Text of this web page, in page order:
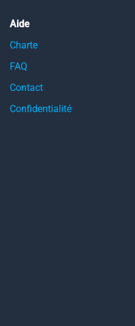
Aide
Charte
FAQ
Contact
Confidentialité